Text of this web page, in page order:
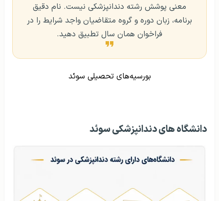
معنی پوشش رشته دندانپزشکی نیست. نام دقیق
برنامه، زبان دوره و گروه متقاضیان واجد شرایط را در
فراخوان همان سال تطبیق دهید.
بورسیه‌های تحصیلی سوئد
دانشگاه‌ های دندانپزشکی سوئد